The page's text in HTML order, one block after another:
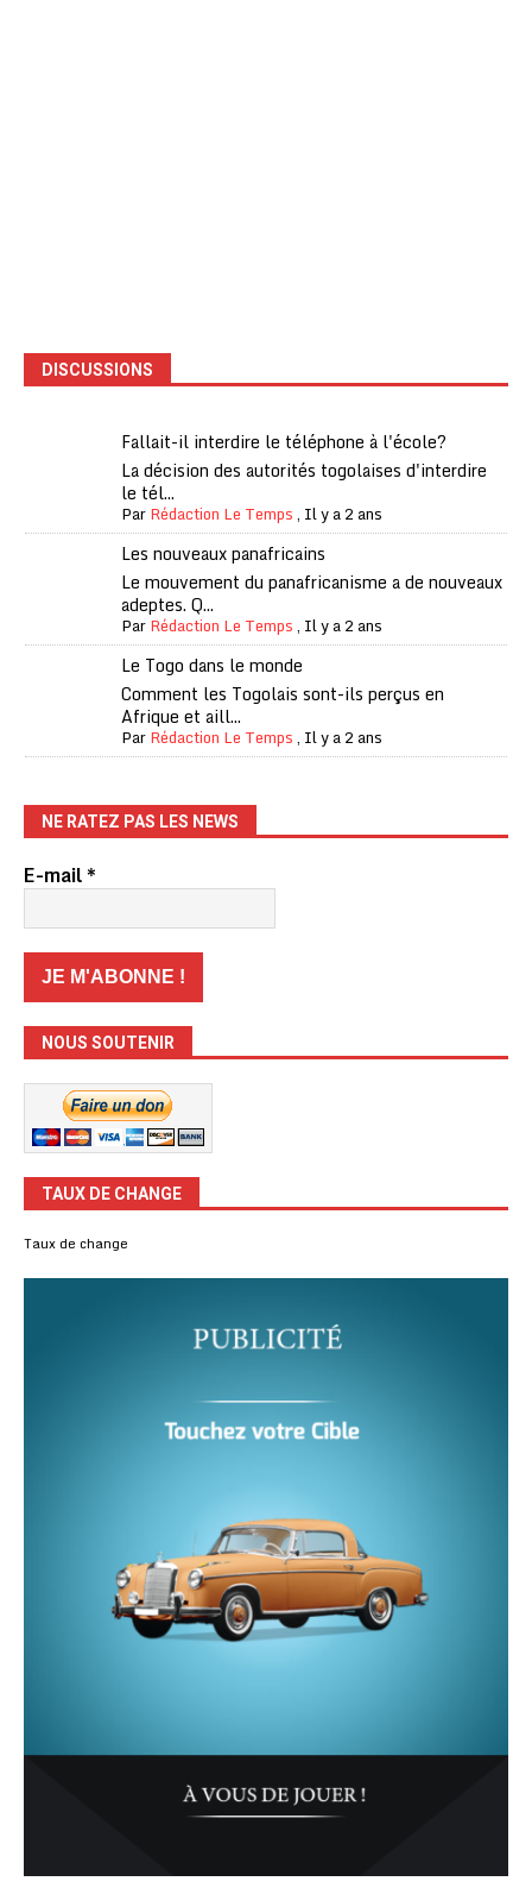
DISCUSSIONS
Fallait-il interdire le téléphone à l'école?
La décision des autorités togolaises d'interdire
le tél...
ParRédaction Le Temps, Il y a 2 ans
Les nouveaux panafricains
Le mouvement du panafricanisme a de nouveaux
adeptes. Q...
ParRédaction Le Temps, Il y a 2 ans
Le Togo dans le monde
Comment les Togolais sont-ils perçus en
Afrique et aill...
ParRédaction Le Temps, Il y a 2 ans
NE RATEZ PAS LES NEWS
E-mail*
NOUS SOUTENIR
TAUX DE CHANGE
Taux de change